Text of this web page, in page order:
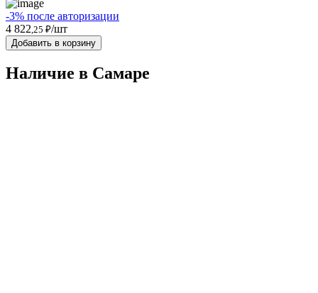
-3% после авторизации
4 822 ,25 ₽/шт
Добавить в корзину
Наличие в Самарe